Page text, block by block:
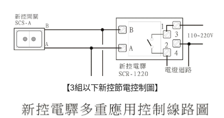
【多組新控一齊控制圖】
【3組以下新控節電控制圖】